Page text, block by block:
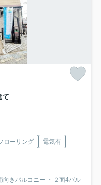
ローリング
電気有
向きバルコニー ・２面4バル